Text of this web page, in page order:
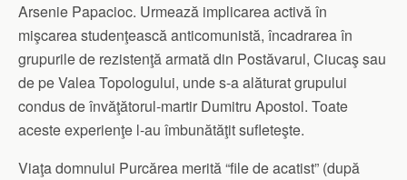
Arsenie Papacioc. Urmează implicarea activă în
mişcarea studenţească anticomunistă, încadrarea în
grupurile de rezistenţă armată din Postăvarul, Ciucaş sau
de pe Valea Topologului, unde s-a alăturat grupului
condus de învăţătorul-martir Dumitru Apostol. Toate
aceste experienţe l-au îmbunătăţit sufleteşte.
Viaţa domnului Purcărea merită “file de acatist” (după